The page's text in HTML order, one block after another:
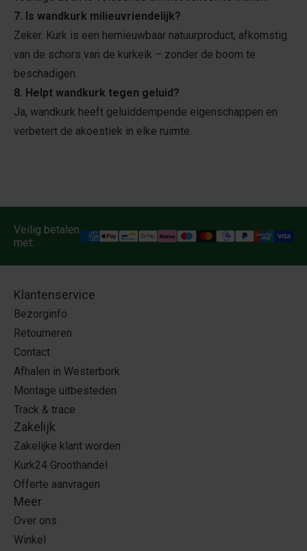
7. Is wandkurk milieuvriendelijk?
Zeker. Kurk is een hernieuwbaar natuurproduct, afkomstig
van de schors van de kurkeik – zonder de boom te
beschadigen.
8. Helpt wandkurk tegen geluid?
Ja, wandkurk heeft geluiddempende eigenschappen en
verbetert de akoestiek in elke ruimte.
Veilig betalen
met:
Klantenservice
Bezorginfo
Retourneren
Contact
Afhalen in Westerbork
Montage uitbesteden
Track & trace
Zakelijk
Zakelijke klant worden
Kurk24 Groothandel
Offerte aanvragen
Meer
Over ons
Winkel